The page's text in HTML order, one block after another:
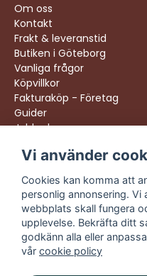
Om oss
Kontakt
Frakt & leveranstid
Butiken i Göteborg
Vanliga frågor
Köpvillkor
Fakturaköp - Företag
Guider
Jobba hos oss
Följ oss:
Instagram
Facebook
TikTok
YouTube
Vi använder
Cookies kan komma att
personlig annonsering.
webbplats skall fungera
upplevelse. Bekräfta ditt
godkänn alla eller
vår cookie policy